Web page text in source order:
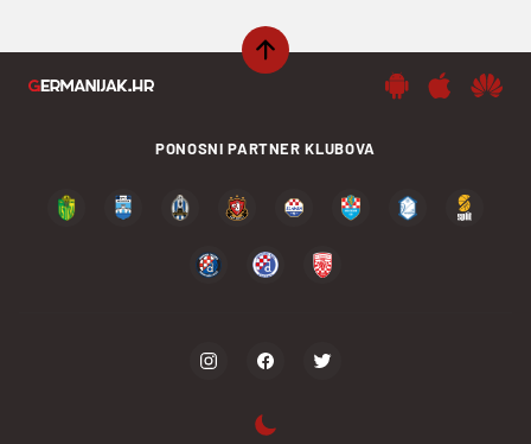
PODIJELI SADRŽAJ
PONOSNI PARTNER KLUBOVA